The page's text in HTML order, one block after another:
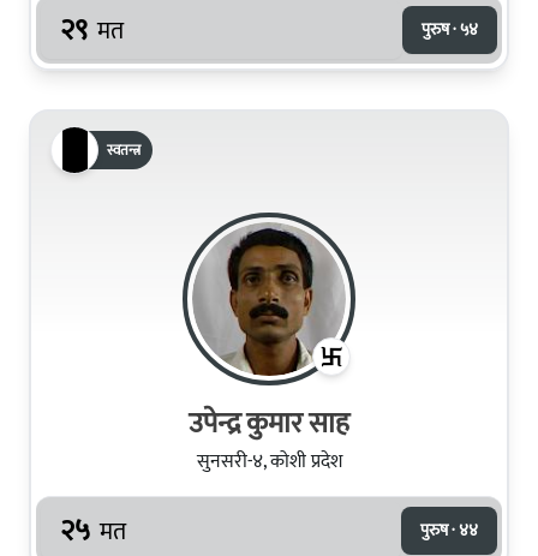
२९ मत पुरुष · ५४
स्वतन्त्र
उपेन्द्र कुमार साह
सुनसरी-४, कोशी प्रदेश
२५ मत पुरुष · ४४